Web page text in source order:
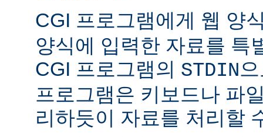
CGI 프로그램에게 웹 양
양식에 입력한 자료를 특
CGI 프로그램의 STDIN
프로그램은 키보드나 파
리하듯이 자료를 처리할